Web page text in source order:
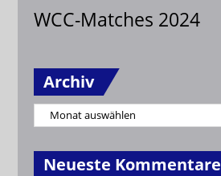
WCC-Matches 2024
Archiv
Neueste Kommentare